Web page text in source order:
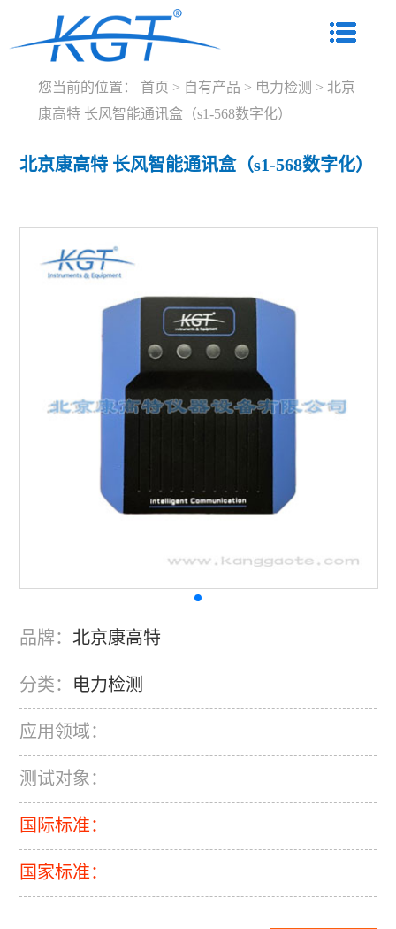
您当前的位置： 首页 > 自有产品 > 电力检测 > 北京
康高特 长风智能通讯盒（s1-568数字化）
北京康高特 长风智能通讯盒（s1-568数字化）
品牌：北京康高特
分类： 电力检测
应用领域：
测试对象：
国际标准：
国家标准：